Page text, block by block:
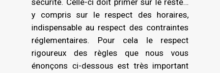
par les instances publiques et les
organisations professionnelles du
secteur.
La charte Objectif CO
sécurité. Celle-ci doit primer sur le reste…
y compris sur le respect des horaires,
indispensable au respect des contraintes
réglementaires. Pour cela le respect
rigoureux des règles que nous vous
énonçons ci-dessous est très important